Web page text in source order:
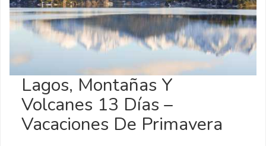
Lagos, Montañas Y
Volcanes 13 Días –
Vacaciones De Primavera